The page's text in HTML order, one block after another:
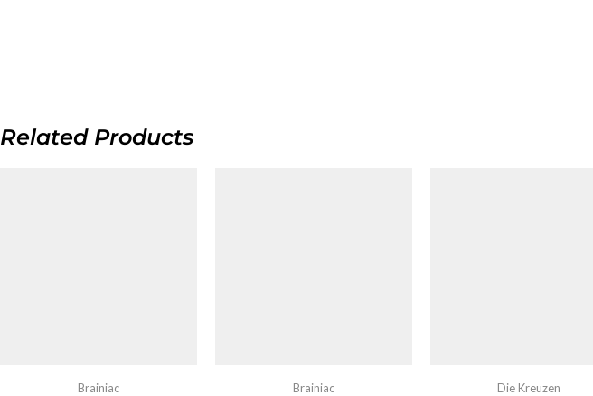
Related Products
Brainiac Brainiac Die Kreuzen